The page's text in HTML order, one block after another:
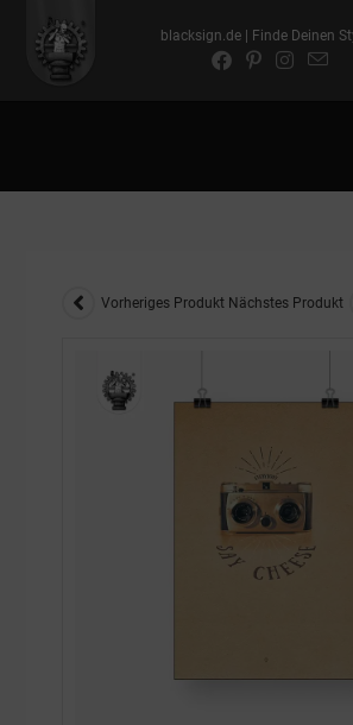
blacksign.de | Finde Deinen
Vorheriges Produkt Nächstes Produkt